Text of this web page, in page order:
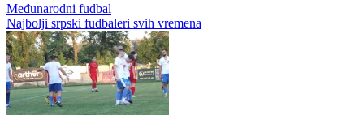
Međunarodni fudbal
Najbolji srpski fudbaleri svih vremena